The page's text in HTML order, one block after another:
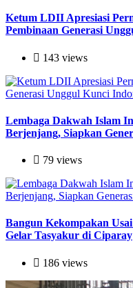
Ketum LDII Apresiasi
Pembinaan Generasi
143 views
Lembaga Dakwah Islam
Berjenjang, Siapkan
79 views
Bangun Kekompakan
Gelar Tasyakur di Ciparay
186 views